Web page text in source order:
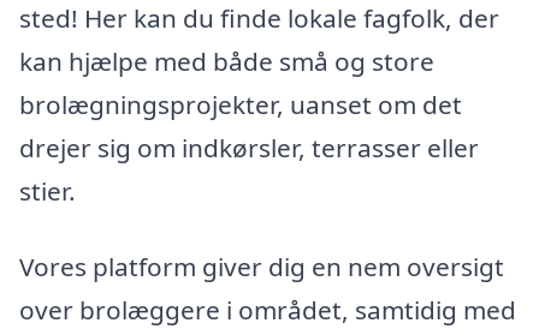
sted! Her kan du finde lokale fagfolk, der
kan hjælpe med både små og store
brolægningsprojekter, uanset om det
drejer sig om indkørsler, terrasser eller
stier.
Vores platform giver dig en nem oversigt
over brolæggere i området, samtidig med